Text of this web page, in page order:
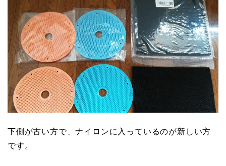
下側が古い方で、ナイロンに入っているのが新しい方
です。